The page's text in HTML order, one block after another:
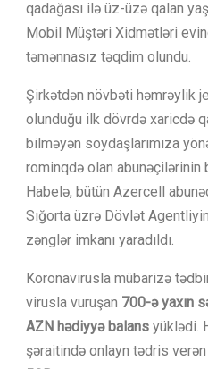
qadağası ilə üz-üzə qalan
Mobil Müştəri Xidmətləri
təmənnasız təqdim olundu.
Şirkətdən növbəti həmrəylik
olunduğu ilk dövrdə xaricdə
bilməyən soydaşlarımıza
rominqdə olan abunəçilərinin
Habelə, bütün Azercell
Sığorta üzrə Dövlət
zənglər imkanı yaradıldı.
Koronavirusla mübarizə
virusla vuruşan 700-ə yaxın
AZN hədiyyə balans yüklədi.
şəraitində onlayn tədris verən